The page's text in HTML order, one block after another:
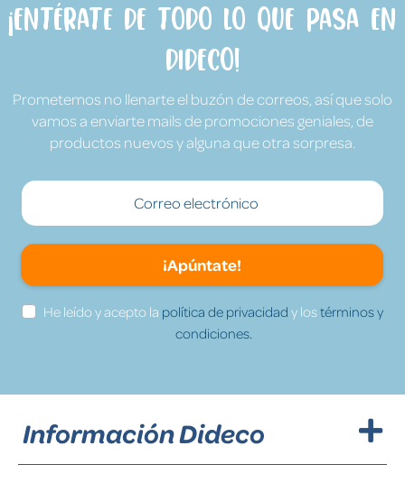
¡Entérate de todo lo que pasa en
Dideco!
Prometemos no llenarte el buzón de correos, así que solo
vamos a enviarte mails de promociones geniales, de
productos nuevos y alguna que otra sorpresa.
¡Apúntate!
He leído y acepto la política de privacidad y lostérminos y
condiciones.
Información Dideco